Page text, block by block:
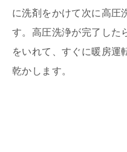
に洗剤をかけて次に高圧
す。高圧洗浄が完了した
をいれて、すぐに暖房運
乾かします。